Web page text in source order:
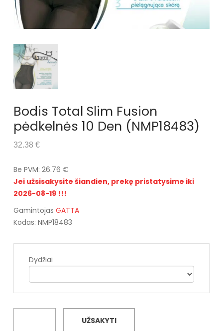
Bodis Total Slim Fusion
pėdkelnės 10 Den (NMP18483)
32.38 €
Be PVM: 26.76 €
Jei užsisakysite šiandien, prekę pristatysime iki
2026-08-19 !!!
Gamintojas GATTA
Kodas: NMP18483
Dydžiai
UŽSAKYTI